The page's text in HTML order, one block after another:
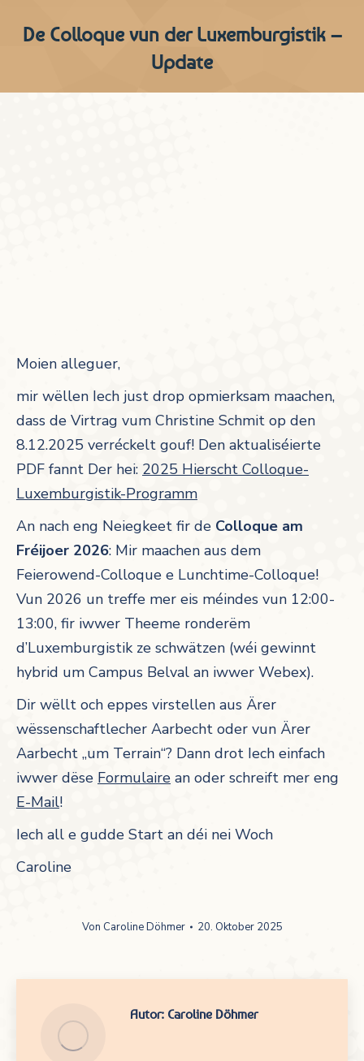
De Colloque vun der Luxemburgistik –
Update
Moien alleguer,
mir wëllen Iech just drop opmierksam maachen,
dass de Virtrag vum Christine Schmit op den
8.12.2025 verréckelt gouf! Den aktualiséierte
PDF fannt Der hei: 2025 Hierscht Colloque-
Luxemburgistik-Programm
An nach eng Neiegkeet fir de Colloque am
Fréijoer 2026: Mir maachen aus dem
Feierowend-Colloque e Lunchtime-Colloque!
Vun 2026 un treffe mer eis méindes vun 12:00-
13:00, fir iwwer Theeme ronderëm
d’Luxemburgistik ze schwätzen (wéi gewinnt
hybrid um Campus Belval an iwwer Webex).
Dir wëllt och eppes virstellen aus Ärer
wëssenschaftlecher Aarbecht oder vun Ärer
Aarbecht „um Terrain“? Dann drot Iech einfach
iwwer dëse Formulaire an oder schreift mer eng
E-Mail!
Iech all e gudde Start an déi nei Woch
Caroline
Von Caroline Döhmer 20. Oktober 2025
Autor: Caroline Döhmer